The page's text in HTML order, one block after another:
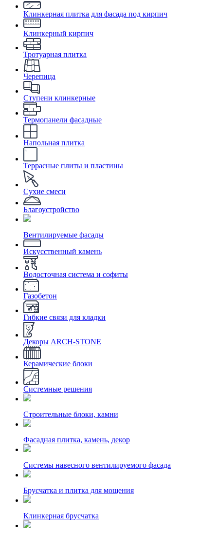
Клинкерная плитка для фасада под кирпич
Клинкерный кирпич
Тротуарная плитка
Черепица
Ступени клинкерные
Термопанели фасадные
Напольная плитка
Террасные плиты и пластины
Сухие смеси
Благоустройство
Вентилируемые фасады
Искусственный камень
Водосточная система и софиты
Газобетон
Гибкие связи для кладки
Декоры ARCH-STONE
Керамические блоки
Системные решения
Строительные блоки, камни
Фасадная плитка, камень, декор
Системы навесного вентилируемого фасада
Брусчатка и плитка для мощения
Клинкерная брусчатка